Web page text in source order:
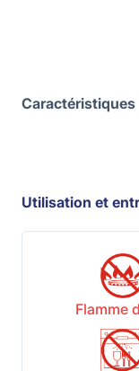
Caractéristiques
Utilisation et
Flamme